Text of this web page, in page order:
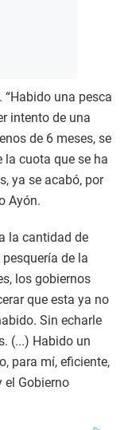
una pesca
intento de una
de 6 meses, se
la cuota que se ha
ya se acabó, por
Ayón.
la cantidad de
de la
los gobiernos
que esta ya no
Sin echarle
(...) Habido un
para mí, eficiente,
el Gobierno